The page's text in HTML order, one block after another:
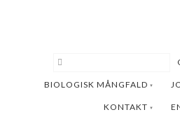
huvudinnehåll
BIOLOGISK MÅNGFALD
KONTAKT